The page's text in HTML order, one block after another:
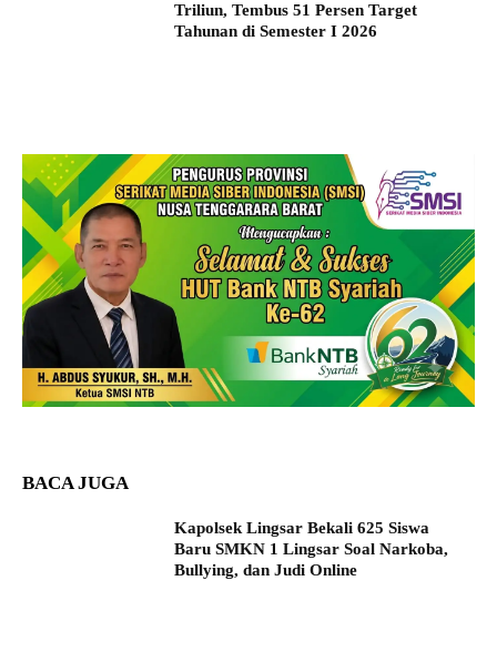
Triliun, Tembus 51 Persen Target
Tahunan di Semester I 2026
BACA JUGA
Kapolsek Lingsar Bekali 625 Siswa
Baru SMKN 1 Lingsar Soal Narkoba,
Bullying, dan Judi Online